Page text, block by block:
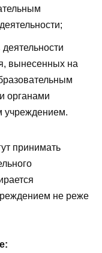
вынесенных на
органами
учреждением.
принимать
не реже